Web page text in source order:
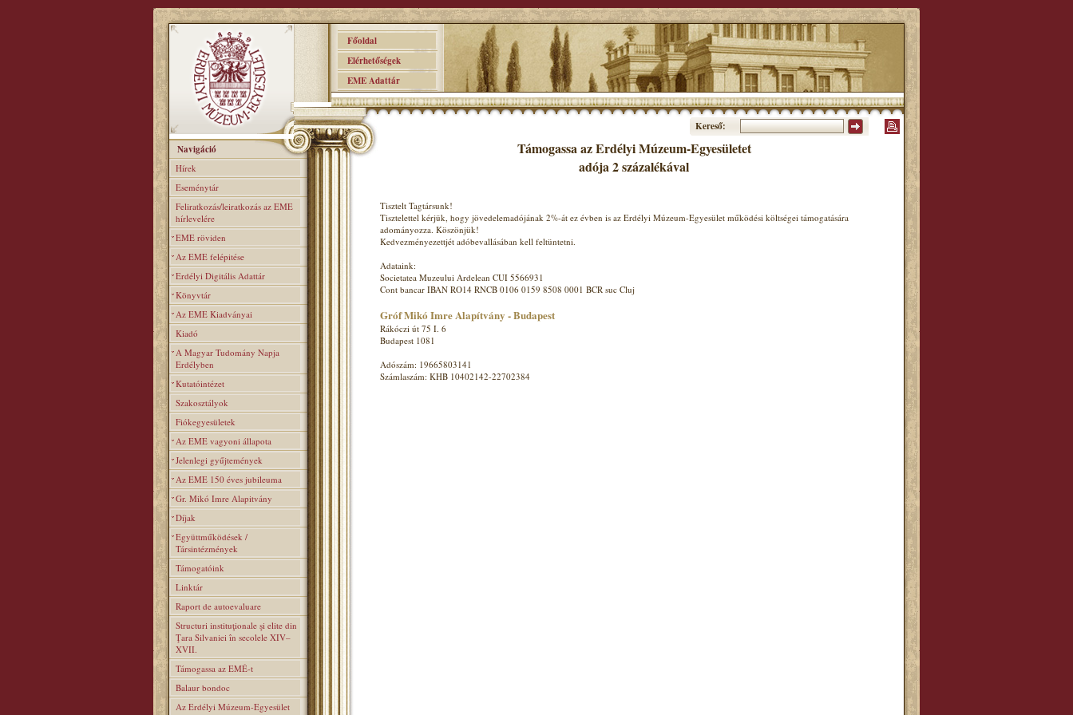
Főoldal
Elérhetőségek
EME Adattár
Kereső:
Navigáció
Hírek
Eseménytár
Feliratkozás/leiratkozás az EME
hírlevelére
EME röviden
Az EME felépitése
Erdélyi Digitális Adattár
Könyvtár
Az EME Kiadványai
Kiadó
A Magyar Tudomány Napja
Erdélyben
Kutatóintézet
Szakosztályok
Fiókegyesületek
Az EME vagyoni állapota
Jelenlegi gyűjtemények
Az EME 150 éves jubileuma
Gr. Mikó Imre Alapitvány
Díjak
Együttműködések /
Társintézmények
Támogatóink
Linktár
Raport de autoevaluare
Structuri instituţionale şi elite din
Ţara Silvaniei în secolele XIV–
XVII.
Támogassa az EMÉ-t
Balaur bondoc
Az Erdélyi Múzeum-Egyesület
Támogassa az Erdélyi Múzeum-Egyesületet
adója 2 százalékával
Tisztelt Tagtársunk!
Tisztelettel kérjük, hogy jövedelemadójának 2%-át ez évben is az Erdélyi Múzeum-Egyesület működési költségei támogatására
adományozza. Köszönjük!
Kedvezményezettjét adóbevallásában kell feltüntetni.
Adataink:
Societatea Muzeului Ardelean CUI 5566931
Cont bancar IBAN RO14 RNCB 0106 0159 8508 0001 BCR suc Cluj
Gróf Mikó Imre Alapítvány - Budapest
Rákóczi út 75 I. 6
Budapest 1081
Adószám: 19665803141
Számlaszám: KHB 10402142-22702384